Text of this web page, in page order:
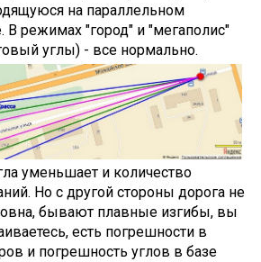
на параллельном
режимах "город" и "мегаполис"
углы) - все нормально.
уменьшает и количество
Но с другой стороны дорога не
бывают плавные изгибы, вы
есть погрешности в
и погрешность углов в базе